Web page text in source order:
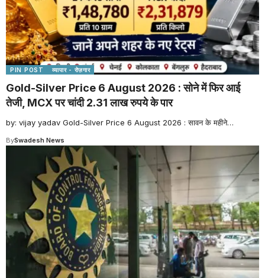
PIN POST व्यापार - रोज़गार
Gold-Silver Price 6 August 2026 : सोने में फिर आई
तेजी, MCX पर चांदी 2.31 लाख रुपये के पार
by: vijay yadav Gold-Silver Price 6 August 2026 : सावन के महीने…
BySwadesh News